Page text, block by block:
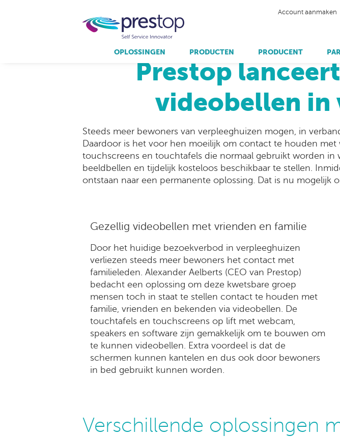
Account aanmaken
OPLOSSINGEN PRODUCTEN
producten.
Self service kiosk voor food/QSR
Buitenzuilen
Digitale etalage
Holografische zuilen
Informatiezuilen
Ticketzuilen
Touchscreen tafels
Werkstations
Zelfscankassa
PRODUCENT
partners.
Samsung
Omnivision Donatie
over prestop.
Interactive Experience Center Cleanroom
Prestop
videobellen in
Steeds meer bewoners van verpleeghuizen mogen, in
Daardoor is het voor hen moeilijk om contact te houden
touchscreens en touchtafels die normaal gebruikt worden
beeldbellen en tijdelijk kosteloos beschikbaar te stellen.
ontstaan naar een permanente oplossing. Dat is nu mogelijk
Gezellig videobellen met vrienden en familie
Door het huidige bezoekverbod in verpleeghuizen
verliezen steeds meer bewoners het contact met
familieleden. Alexander Aelberts (CEO van Prestop)
bedacht een oplossing om deze kwetsbare groep
mensen toch in staat te stellen contact te houden met
familie, vrienden en bekenden via videobellen. De
touchtafels en touchscreens op lift met webcam,
speakers en software zijn gemakkelijk om te bouwen om
te kunnen videobellen. Extra voordeel is dat de
schermen kunnen kantelen en dus ook door bewoners
in bed gebruikt kunnen worden.
Verschillende oplossingen